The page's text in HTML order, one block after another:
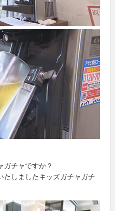
ガチャですか？
しましたキッズガチャガチ